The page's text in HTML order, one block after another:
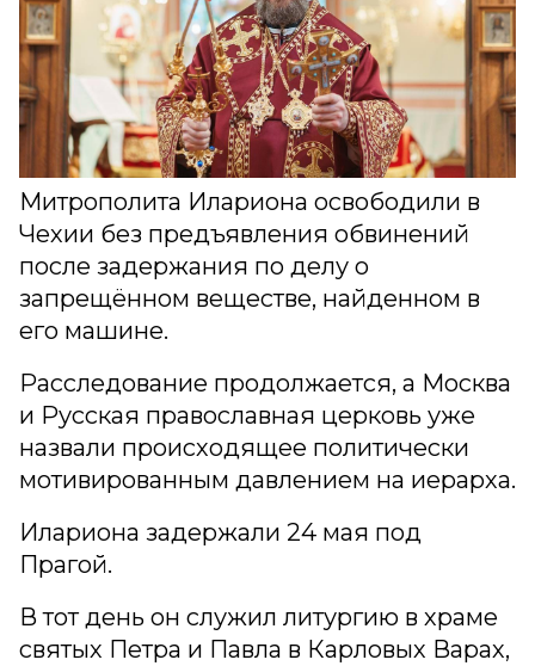
Митрополита Илариона освободили в
Чехии без предъявления обвинений
после задержания по делу о
запрещённом веществе, найденном в
его машине.
Расследование продолжается, а Москва
и Русская православная церковь уже
назвали происходящее политически
мотивированным давлением на иерарха.
Илариона задержали 24 мая под
Прагой.
В тот день он служил литургию в храме
святых Петра и Павла в Карловых Варах,